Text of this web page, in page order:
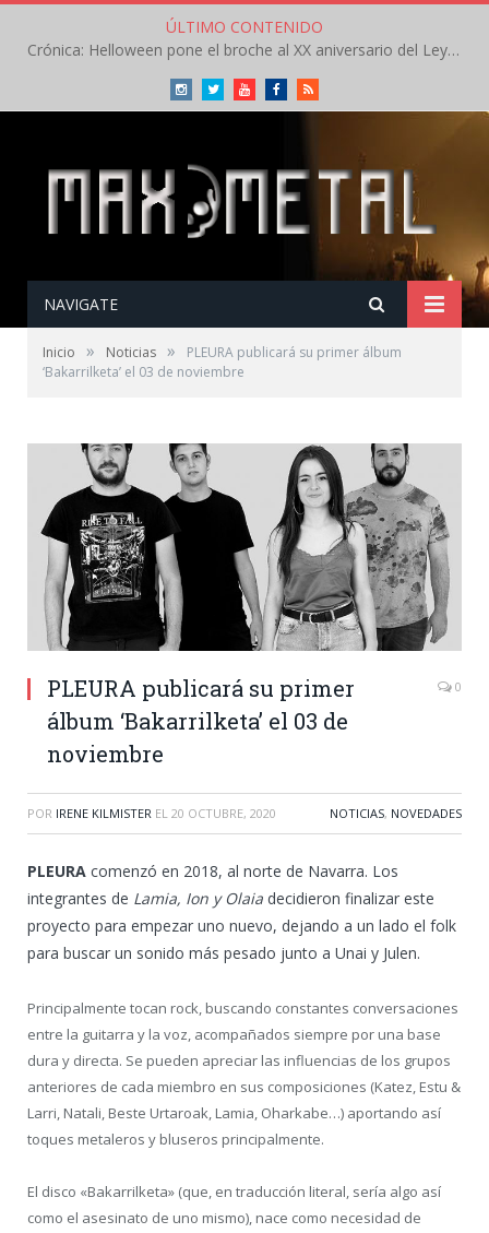
ÚLTIMO CONTENIDO
Crónica: Helloween pone el broche al XX aniversario del Leyendas del Rock – Sábado – Agosto 2026
InstagramTwitterYoutubeFacebookRSS
NAVIGATE
Inicio » Noticias »
PLEURA publicará su primer álbum
‘Bakarrilketa’ el 03 de noviembre
PLEURA publicará su primer
álbum ‘Bakarrilketa’ el 03 de
noviembre
0
POR IRENE KILMISTER EL 20 OCTUBRE, 2020 NOTICIAS, NOVEDADES
PLEURA comenzó en 2018, al norte de Navarra. Los
integrantes de Lamia, Ion y Olaia decidieron finalizar este
proyecto para empezar uno nuevo, dejando a un lado el folk
para buscar un sonido más pesado junto a Unai y Julen.
Principalmente tocan rock, buscando constantes conversaciones
entre la guitarra y la voz, acompañados siempre por una base
dura y directa. Se pueden apreciar las influencias de los grupos
anteriores de cada miembro en sus composiciones (Katez, Estu &
Larri, Natali, Beste Urtaroak, Lamia, Oharkabe…) aportando así
toques metaleros y bluseros principalmente.
El disco «Bakarrilketa» (que, en traducción literal, sería algo así
como el asesinato de uno mismo), nace como necesidad de